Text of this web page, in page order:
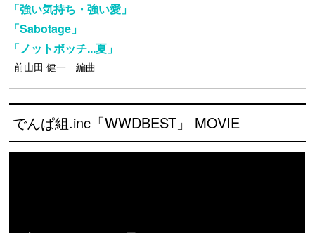
「強い気持ち・強い愛」
「Sabotage」
「ノットボッチ...夏」
前山田 健一 編曲
でんぱ組.inc「WWDBEST」 MOVIE